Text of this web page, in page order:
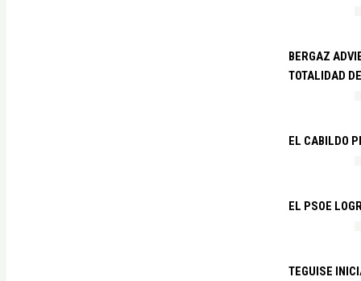
BERGAZ
TOTALIDAD
EL CABILDO
EL PSOE
TEGUISE